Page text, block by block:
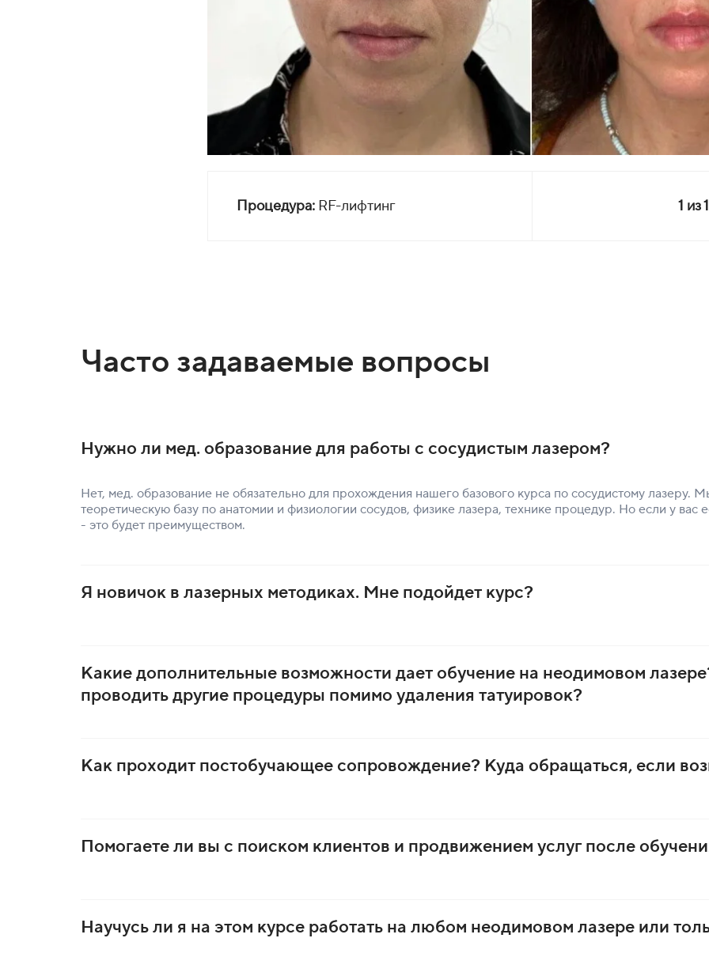
Процедура: RF-лифтинг 1 из1
Часто задаваемые вопросы
Нужно ли мед. образование для работы с сосудистым лазером?
Нет, мед. образование не обязательно для прохождения нашего базового курса по сосудистому лазеру.
теоретическую базу по анатомии и физиологии сосудов, физике лазера, технике процедур. Но если у вас
- это будет преимуществом.
Я новичок в лазерных методиках. Мне подойдет курс?
Какие дополнительные возможности дает обучение на неодимовом
проводить другие процедуры помимо удаления татуировок?
Как проходит постобучающее сопровождение? Куда обращаться, если
Помогаете ли вы с поиском клиентов и продвижением услуг после
Научусь ли я на этом курсе работать на любом неодимовом лазере или